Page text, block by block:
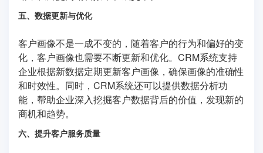
五、数据更新与优化
客户画像不是一成不变的，随着客户的行为和偏好的变
化，客户画像也需要不断更新和优化。CRM系统支持
企业根据新数据定期更新客户画像，确保画像的准确性
和时效性。同时，CRM系统还可以提供数据分析功
能，帮助企业深入挖掘客户数据背后的价值，发现新的
商机和趋势。
六、提升客户服务质量